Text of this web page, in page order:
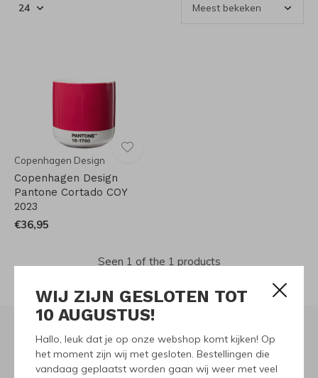
WIJ ZIJN GESLOTEN TOT
10 AUGUSTUS!
Hallo, leuk dat je op onze webshop komt kijken! Op
het moment zijn wij met gesloten. Bestellingen die
vandaag geplaatst worden gaan wij weer met veel
Copenhagen Design
Copenhagen Design
Pantone Cortado COY
2023
€36,95
Seen 1 of the 1 products
Meld je aan voor onze